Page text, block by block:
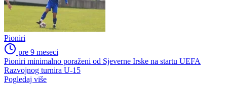
Pioniri
pre 9 meseci
Pioniri minimalno poraženi od Sjeverne Irske na startu UEFA
Razvojnog turnira U-15
Pogledaj više